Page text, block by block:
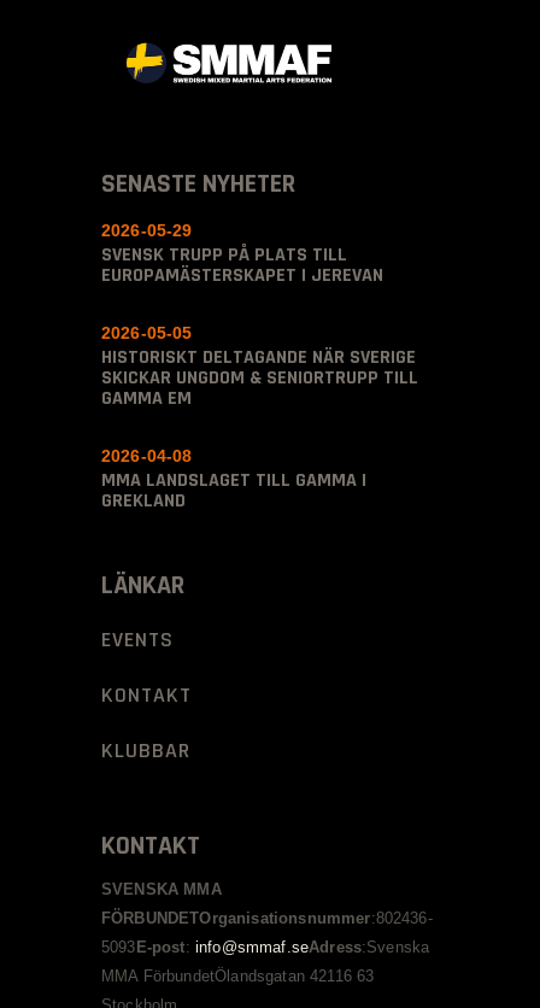
SENASTE NYHETER
SVENSK TRUPP PÅ PLATS TILL
EUROPAMÄSTERSKAPET I JEREVAN
2026-05-29
HISTORISKT DELTAGANDE NÄR SVERIGE
SKICKAR UNGDOM & SENIORTRUPP TILL
GAMMA EM
2026-05-05
MMA LANDSLAGET TILL GAMMA I
GREKLAND
2026-04-08
LÄNKAR
EVENTS
KONTAKT
KLUBBAR
KONTAKT
SVENSKA MMA
FÖRBUNDETOrganisationsnummer:802436-
5093 E-post: info@smmaf.seAdress:Svenska
MMA FörbundetÖlandsgatan 42116 63